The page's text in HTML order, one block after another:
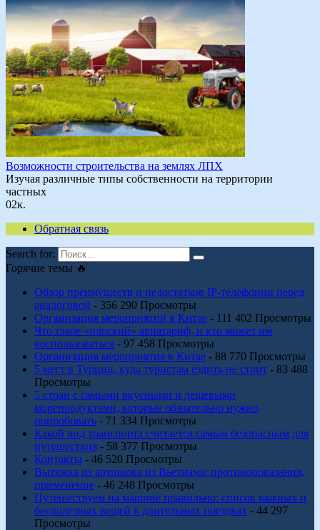
Возможности строительства на землях ЛПХ
Изучая различные типы собственности на территории
частных
02к.
Обратная связь
Search for:
Горячие темы 🔥
Обзор преимуществ и недостатков IP-телефонии перед
аналоговой - 356 290 Просмотры
Организация мероприятий в Китае - 111 402 Просмотры
Что такое «плоский» авиатариф, и кто может им
воспользоваться - 97 458 Просмотры
Организация мероприятия в Китае - 88 770 Просмотры
5 мест в Турции, куда туристам ездить не стоит - 83 488
Просмотры
5 стран с самыми вкусными и дешевыми
морепродуктами, которые обязательно нужно
попробовать - 71 334 Просмотры
Какой вид транспорта считается самым безопасным для
путешествия - 58 377 Просмотры
Контакты - 46 520 Просмотры
Вытяжка из артишока из Вьетнама: противопоказания,
применение - 46 248 Просмотры
Путешествуем на машине правильно: список важных и
бесполезных вещей в длительных поездках - 44 297
Просмотры